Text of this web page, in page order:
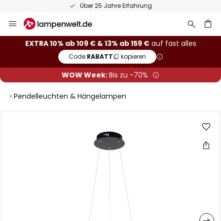
Über 25 Jahre Erfahrung
Inhalt
springen
EXTRA 10% ab 109 € & 13% ab 159 €auf fast alles
Code:RABATT kopieren
WOW Week:Bis zu -70%
Pendelleuchten & Hängelampen